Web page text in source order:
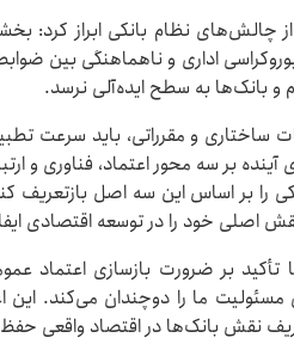
چالش‌های نظام بانکی ابراز کرد:
اداری و ناهماهنگی بین
بانک‌ها به سطح ایده‌آلی نرسد.
ساختاری و مقرراتی، باید سرعت
آینده بر سه محور اعتماد، فناوری و
را بر اساس این سه اصل بازتعریف
اصلی خود را در توسعه اقتصادی
تأکید بر ضرورت بازسازی اعتماد
مسئولیت ما را دوچندان می‌کند. این
نقش بانک‌ها در اقتصاد واقعی